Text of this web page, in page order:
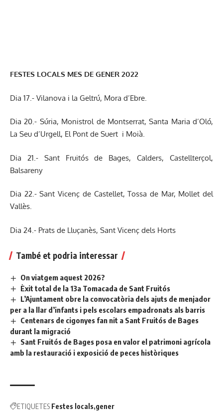
FESTES LOCALS MES DE GENER 2022
Dia 17.- Vilanova i la Geltrú, Mora d’Ebre.
Dia 20.- Súria, Monistrol de Montserrat, Santa Maria d’Oló,
La Seu d’Urgell, El Pont de Suert i Moià.
Dia 21.- Sant Fruitós de Bages, Calders, Castellterçol,
Balsareny
Dia 22.- Sant Vicenç de Castellet, Tossa de Mar, Mollet del
Vallès.
Dia 24.- Prats de Lluçanès, Sant Vicenç dels Horts
També et podria interessar
On viatgem aquest 2026?
Èxit total de la 13a Tomacada de Sant Fruitós
L’Ajuntament obre la convocatòria dels ajuts de menjador
per a la llar d’infants i pels escolars empadronats als barris
Centenars de cigonyes fan nit a Sant Fruitós de Bages
durant la migració
Sant Fruitós de Bages posa en valor el patrimoni agrícola
amb la restauració i exposició de peces històriques
ETIQUETES Festes locals gener